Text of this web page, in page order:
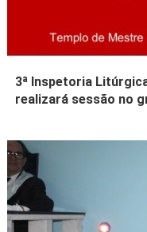
3ª Inspetoria
realizará sessão no